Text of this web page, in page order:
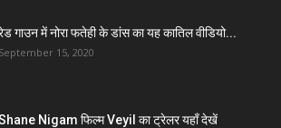
गाउन में नोरा फतेही के डांस का यह कातिल वीडियो...
September 15, 2020
Nigam फिल्म Veyil का ट्रेलर यहाँ देखें